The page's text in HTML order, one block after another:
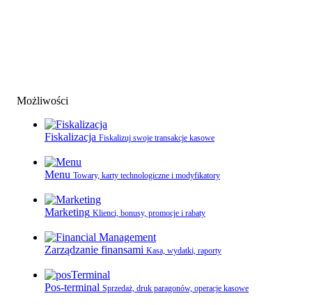
Możliwości
Fiskalizacja Fiskalizuj swoje transakcje kasowe
Menu Towary, karty technologiczne i modyfikatory
Marketing Klienci, bonusy, promocje i rabaty
Zarządzanie finansami Kasa, wydatki, raporty
Pos-terminal Sprzedaż, druk paragonów, operacje kasowe